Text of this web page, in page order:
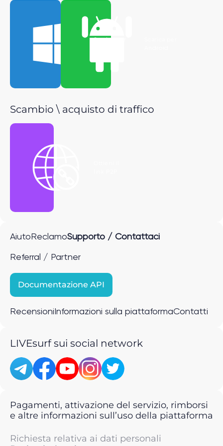
Scarica per
Scambio \ acquisto di traffico
Aiuto ReclamoSupporto / Contattaci
Referral / Partner
Documentazione API
Recensioni Informazioni sulla piattaformaContatti
LIVEsurf sui social network
Pagamenti, attivazione del servizio, rimborsi
e altre informazioni sull’uso della piattaforma
Richiesta relativa ai dati personali